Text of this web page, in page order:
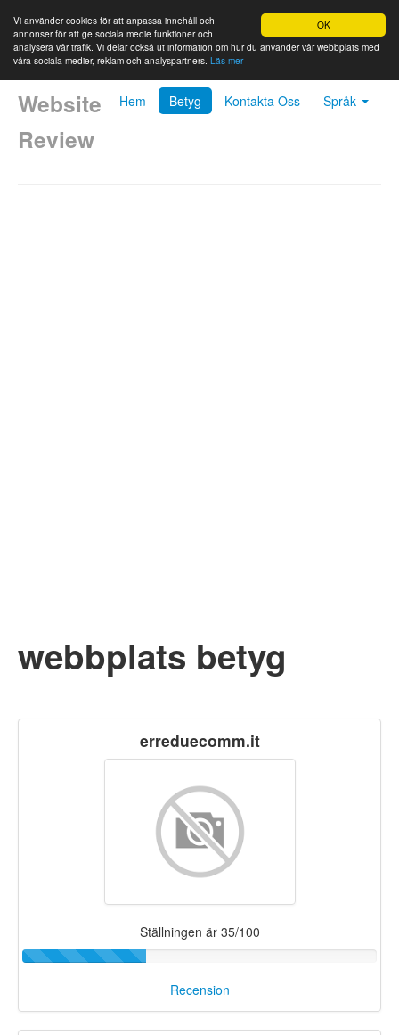
OK
Vi använder cookies för att anpassa innehåll och
annonser för att ge sociala medie funktioner och
analysera vår trafik. Vi delar också ut information om hur du använder vår webbplats med
våra sociala medier, reklam och analyspartners. Läs mer
Hem Betyg Kontakta Oss Språk
Website
Review
webbplats betyg
erreduecomm.it
Ställningen är 35/100
Recension